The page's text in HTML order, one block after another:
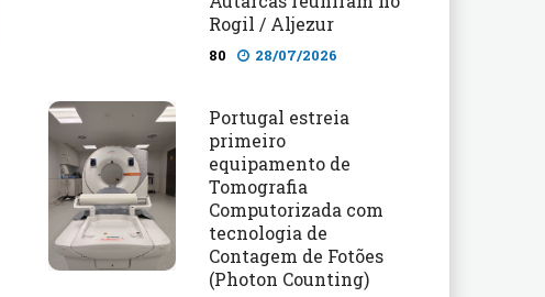
Rogil / Aljezur
80 28/07/2026
Portugal estreia
primeiro
equipamento de
Tomografia
Computorizada com
tecnologia de
Contagem de Fotões
(Photon Counting)